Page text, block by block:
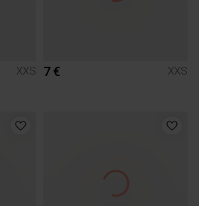
XXS
7 € XXS